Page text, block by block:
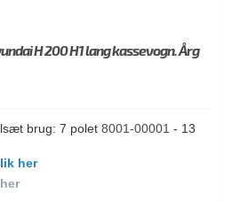
H 200 H1 lang kassevogn. Årg
brug: 7 polet 8001-00001 - 13
her